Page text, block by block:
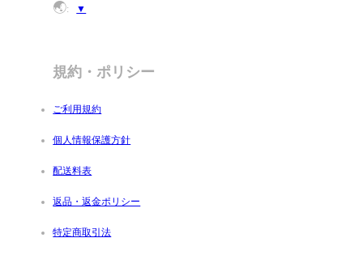
🌏: ▼
規約・ポリシー
ご利用規約
個人情報保護方針
配送料表
返品・返金ポリシー
特定商取引法